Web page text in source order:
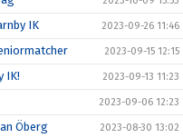
IK 2023-09-26 11:46
2023-09-15 12:15
IK! 2023-09-13 11:23
2023-09-06 12:23
Öberg 2023-08-30 13:02